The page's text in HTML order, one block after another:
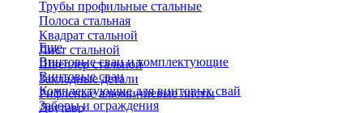
Трубы профильные стальные
Полоса стальная
Квадрат стальной
Лист стальной
Швеллер стальной
Закладные детали
Рифленые алюминиевые листы
Двутавр
Еще
Винтовые сваи и комплектующие
Винтовые сваи
Комплектующие для винтовых свай
Заборы и ограждения